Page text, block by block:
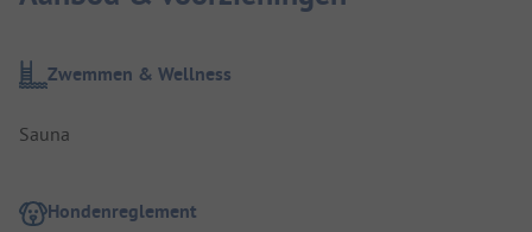
Zwemmen & Wellness
Sauna
Hondenreglement